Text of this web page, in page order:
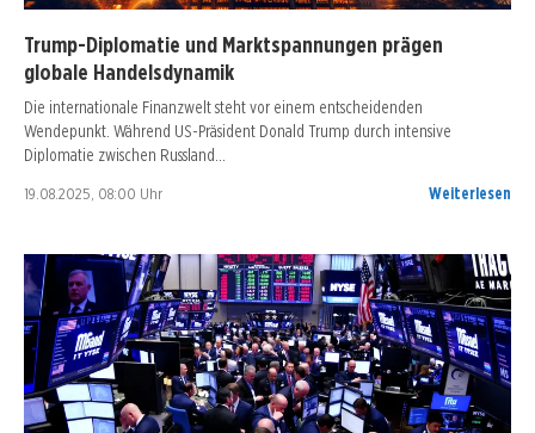
Trump-Diplomatie und Marktspannungen prägen
globale Handelsdynamik
Die internationale Finanzwelt steht vor einem entscheidenden
Wendepunkt. Während US-Präsident Donald Trump durch intensive
Diplomatie zwischen Russland…
19.08.2025, 08:00 Uhr Weiterlesen